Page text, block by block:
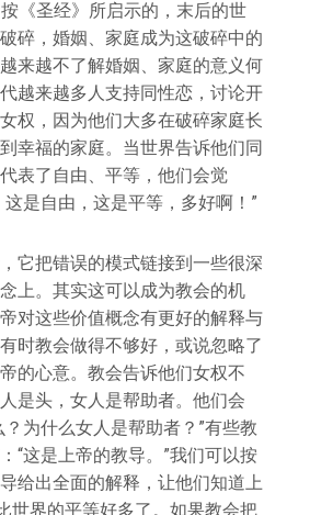
《圣经》所启示的，末后的世
碎，婚姻、家庭成为这破碎中的
来越不了解婚姻、家庭的意义何
越来越多人支持同性恋，讨论开
权，因为他们大多在破碎家庭长
幸福的家庭。当世界告诉他们同
表了自由、平等，他们会觉
这是自由，这是平等，多好啊！”
它把错误的模式链接到一些很深
上。其实这可以成为教会的机
对这些价值概念有更好的解释与
时教会做得不够好，或说忽略了
的心意。教会告诉他们女权不
是头，女人是帮助者。他们会
？为什么女人是帮助者？”有些教
“这是上帝的教导。”我们可以按
给出全面的解释，让他们知道上
世界的平等好多了。如果教会把